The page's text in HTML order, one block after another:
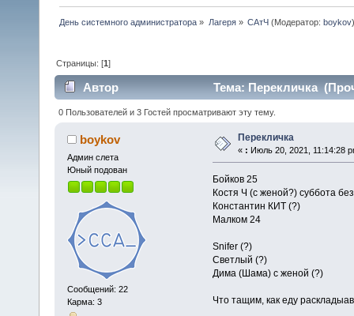
День системного администратора » Лагеря» САтЧ(Модератор: boykov
Страницы: [1]
Автор Тема: Перекличка
0 Пользователей и 3 Гостей просматривают эту тему.
boykov
Админ слета
Юный подован
Сообщений: 22
Карма: 3
Перекличка
« : Июль 20, 2021, 11:14:28
Бойков 25
Костя Ч (с женой?) суббота
Константин КИТ (?)
Малком 24
Snifer (?)
Светлый (?)
Дима (Шама) с женой (?)
Что тащим, как еду